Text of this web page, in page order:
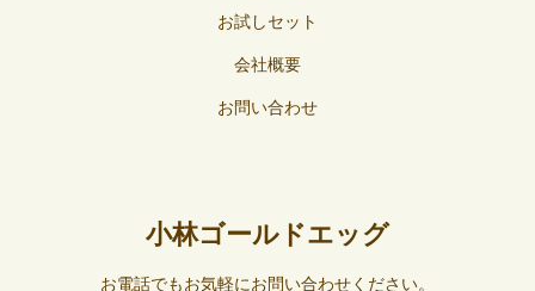
お試しセット
会社概要
お問い合わせ
小林ゴールドエッグ
お電話でもお気軽にお問い合わせください。